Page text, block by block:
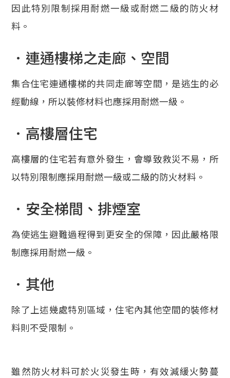
因此特別限制採用耐燃一級或耐燃二級的防火材
料。
．連通樓梯之走廊、空間
集合住宅連通樓梯的共同走廊等空間，是逃生的必
經動線，所以裝修材料也應採用耐燃一級。
．高樓層住宅
高樓層的住宅若有意外發生，會導致救災不易，所
以特別限制應採用耐燃一級或二級的防火材料。
．安全梯間、排煙室
為使逃生避難過程得到更安全的保障，因此嚴格限
制應採用耐燃一級。
．其他
除了上述幾處特別區域，住宅內其他空間的裝修材
料則不受限制。
雖然防火材料可於火災發生時，有效減緩火勢蔓